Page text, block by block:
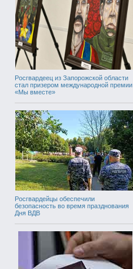
Росгвардеец из Запорожской области
стал призером международной премии
«Мы вместе»
Росгвардейцы обеспечили
безопасность во время празднования
Дня ВДВ